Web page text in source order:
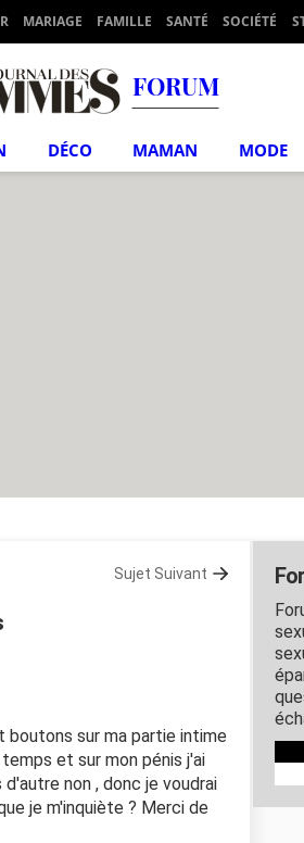
MARIAGE FAMILLE SANTÉ SOCIÉTÉ
FORUM
DÉCO MAMAN MODE
Sujet Suivant
boutons sur ma partie intime
et sur mon pénis j'ai
non , donc je voudrai
je m'inquiète ? Merci de